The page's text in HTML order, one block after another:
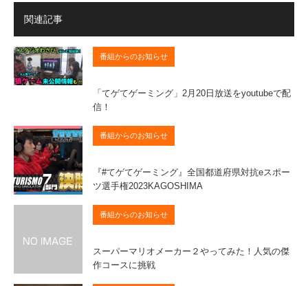
関連記事
番組からのお知らせ
「てゲてゲーミング」2月20日放送をyoutubeで配
信！
番組からのお知らせ
『#てゲてゲーミング』全国都道府県対抗eスポー
ツ選手権2023KAGOSHIMA
番組からのお知らせ
スーパーマリオメーカー２やってみた！人気の傑
作コースに挑戦